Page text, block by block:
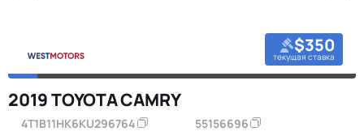
$350
текущая ставка
2019 TOYOTA CAMRY
4T1B11HK6KU296764 55156696